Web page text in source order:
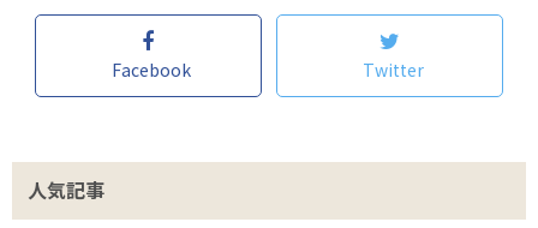
Facebook Twitter
人気記事